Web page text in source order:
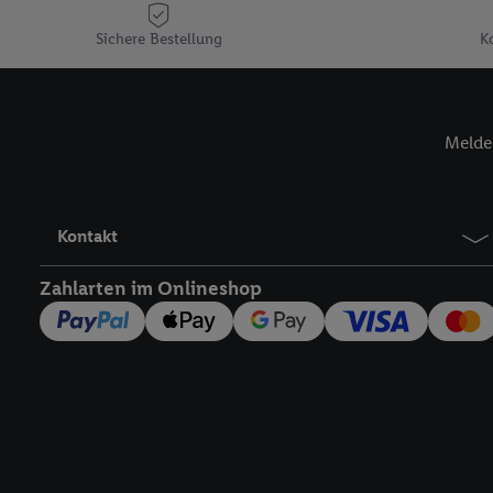
Sichere Bestellung
Kontakt
Zahlarten im Onlineshop
Plus-Konto einloggen,
Verantwortlichkeit mit
zu erstellen (die
Hierzu wird von uns
Adresse in
Zudem erlauben Sie
den Lidl-Diensten
Wenn das der Fall ist,
Insbesondere können
werden, damit wir
Nutzung der Utiq-
widerrufen - jederzeit
Telekommunikations-
die Lidl-Dienste)